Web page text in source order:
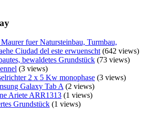
fuer Natursteinbau, Turmbau,
Ciudad del este erwuenscht (642 views)
bewaldetes Grundstück (73 views)
(3 views)
2 x 5 Kw monophase (3 views)
Galaxy Tab A (2 views)
Ariete ARR1313 (1 views)
Grundstück (1 views)